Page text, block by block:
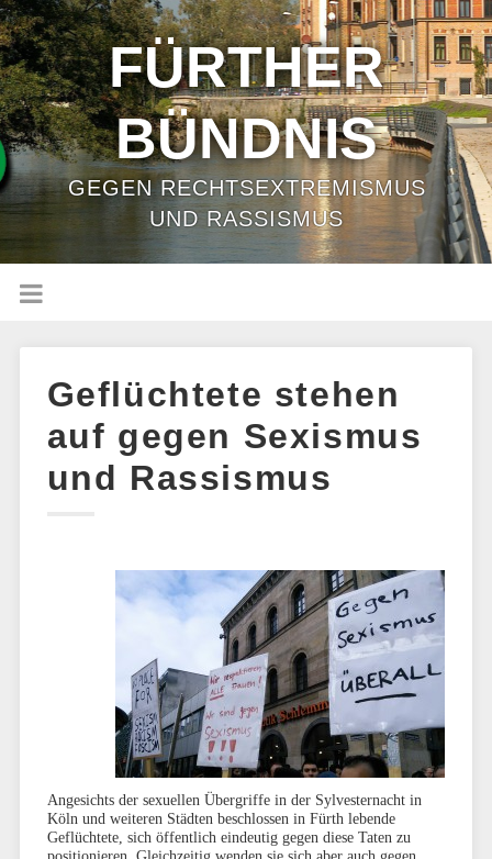
FÜRTHER
BÜNDNIS
GEGEN RECHTSEXTREMISMUS
UND RASSISMUS
Geflüchtete stehen
auf gegen Sexismus
und Rassismus
Angesichts der sexuellen Übergriffe in der Sylvesternacht in
Köln und weiteren Städten beschlossen in Fürth lebende
Geflüchtete, sich öffentlich eindeutig gegen diese Taten zu